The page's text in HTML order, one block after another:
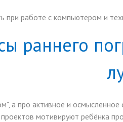
при работе с компьютером и
раннего
а про активное и
мотивируют ребёнка